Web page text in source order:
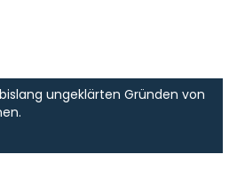
ungeklärten Gründen von